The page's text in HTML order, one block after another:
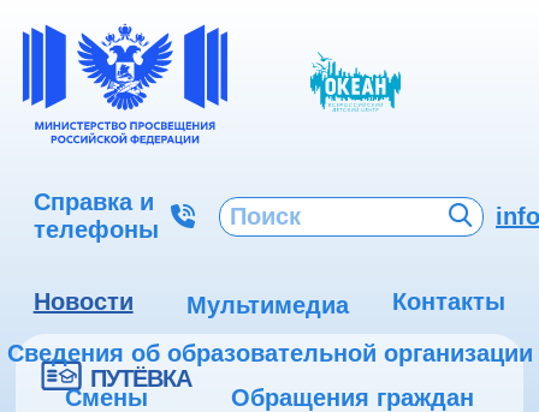
Справка и
телефоны
Новости Мультимедиа
Контакты
Сведения об образовательной организации
Смены
Обращения граждан
ПУТЁВКА